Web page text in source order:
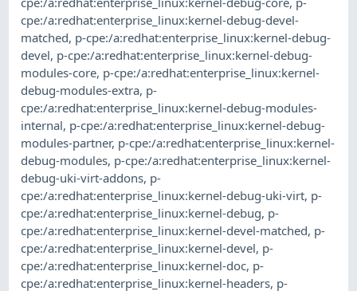
cpe:/a:redhat:enterprise_linux:kernel-debug-devel-
matched, p-cpe:/a:redhat:enterprise_linux:kernel-debug-
devel, p-cpe:/a:redhat:enterprise_linux:kernel-debug-
modules-core, p-cpe:/a:redhat:enterprise_linux:kernel-
debug-modules-extra, p-
cpe:/a:redhat:enterprise_linux:kernel-debug-modules-
internal, p-cpe:/a:redhat:enterprise_linux:kernel-debug-
modules-partner, p-cpe:/a:redhat:enterprise_linux:kernel-
debug-modules, p-cpe:/a:redhat:enterprise_linux:kernel-
debug-uki-virt-addons, p-
cpe:/a:redhat:enterprise_linux:kernel-debug-uki-virt, p-
cpe:/a:redhat:enterprise_linux:kernel-debug, p-
cpe:/a:redhat:enterprise_linux:kernel-devel-matched, p-
cpe:/a:redhat:enterprise_linux:kernel-devel, p-
cpe:/a:redhat:enterprise_linux:kernel-doc, p-
cpe:/a:redhat:enterprise_linux:kernel-headers, p-